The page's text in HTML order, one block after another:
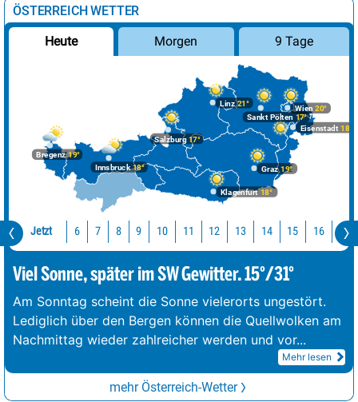
ÖSTERREICH WETTER
Heute Morgen 9 Tage
Bregenz19°
Graz19°
Innsbruck18°
Klagenfurt 18°
Linz21°
Salzburg17°
Wien 20°
Eisenstadt 18°
Sankt Pölten 17°
Jetzt 6 7 8 9 10 11 12 13 14 15 16 17
Viel Sonne, später im SW Gewitter. 15°/31°
Am Sonntag scheint die Sonne vielerorts ungestört.
Lediglich über den Bergen können die Quellwolken am
Nachmittag wieder zahlreicher werden und vor...
Mehr lesen
mehr Österreich-Wetter